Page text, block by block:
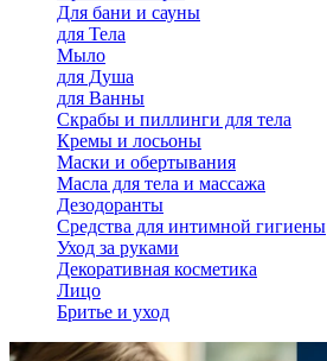
Для бани и сауны
для Тела
Мыло
для Душа
для Ванны
Скрабы и пиллинги для тела
Кремы и лосьоны
Маски и обертывания
Масла для тела и массажа
Дезодоранты
Средства для интимной гигиены
Уход за руками
Декоративная косметика
Лицо
Бритье и уход